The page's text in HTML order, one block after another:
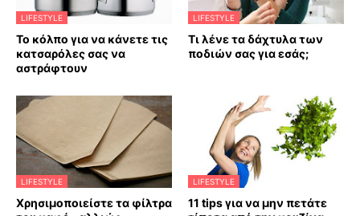
LIFESTYLE
Το κόλπο για να κάνετε τις
κατσαρόλες σας να
αστράφτουν
LIFESTYLE
Τι λένε τα δάχτυλα των
ποδιών σας για εσάς;
LIFESTYLE
Χρησιμοποιείστε τα φίλτρα
LIFESTYLE
11 tips για να μην πετάτε